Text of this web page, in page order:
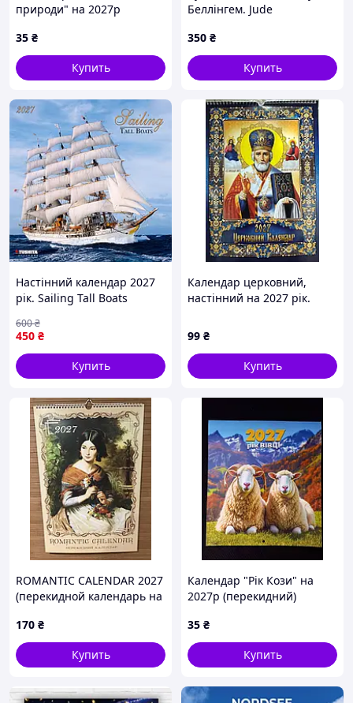
природи" на 2027р
35 ₴
Купить
Беллінгем. Jude
350 ₴
Купить
Настінний календар 2027
рік. Sailing Tall Boats
450 ₴
600₴
Купить
Календар церковний,
настінний на 2027 рік.
99 ₴
Купить
ROMANTIC CALENDAR 2027
(перекидной календарь на
170 ₴
Купить
Календар "Рік Кози" на
2027р (перекидний)
35 ₴
Купить